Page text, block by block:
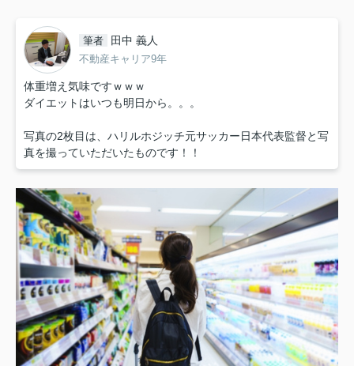
筆者 田中 義人
不動産キャリア9年
体重増え気味ですｗｗｗ
ダイエットはいつも明日から。。。
写真の2枚目は、ハリルホジッチ元サッカー日本代表監督と写
真を撮っていただいたものです！！